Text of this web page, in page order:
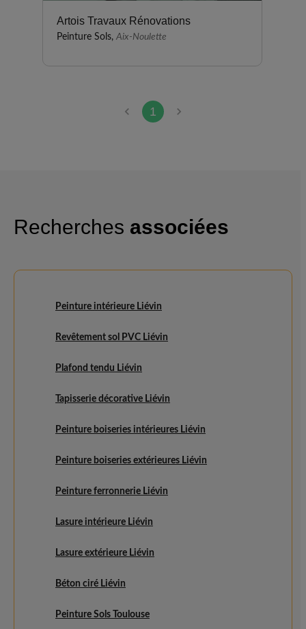
Artois Travaux Rénovations
Peinture Sols, Aix-Noulette
1
Recherches associées
Peinture intérieure Liévin
Revêtement sol PVC Liévin
Plafond tendu Liévin
Tapisserie décorative Liévin
Peinture boiseries intérieures Liévin
Peinture boiseries extérieures Liévin
Peinture ferronnerie Liévin
Lasure intérieure Liévin
Lasure extérieure Liévin
Béton ciré Liévin
Peinture Sols Toulouse